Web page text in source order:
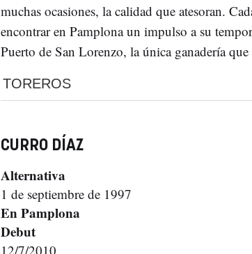
muchas ocasiones, la calidad que atesoran.
encontrar en Pamplona un impulso a su
Puerto de San Lorenzo, la única ganadería
TOREROS
CURRO DÍAZ
Alternativa
1 de septiembre de 1997
En Pamplona
Debut
12/7/2010